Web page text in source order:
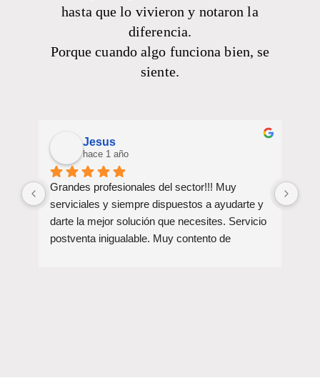
hasta que lo vivieron y notaron la
diferencia.
Porque cuando algo funciona bien, se
siente.
Jesus
hace 1 año
Grandes profesionales del sector!!! Muy
serviciales y siempre dispuestos a ayudarte y
darte la mejor solución que necesites. Servicio
postventa inigualable. Muy contento de